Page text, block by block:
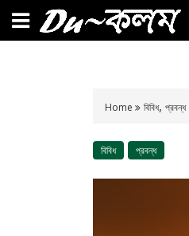
Home বিবিধ, প্রবন্ধ
বিবিধ প্রবন্ধ